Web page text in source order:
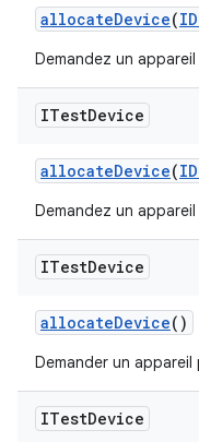
allocateDevice(
Demandez un
ITestDevice
allocateDevice(
Demandez un
ITestDevice
allocateDevice()
Demander un
ITestDevice